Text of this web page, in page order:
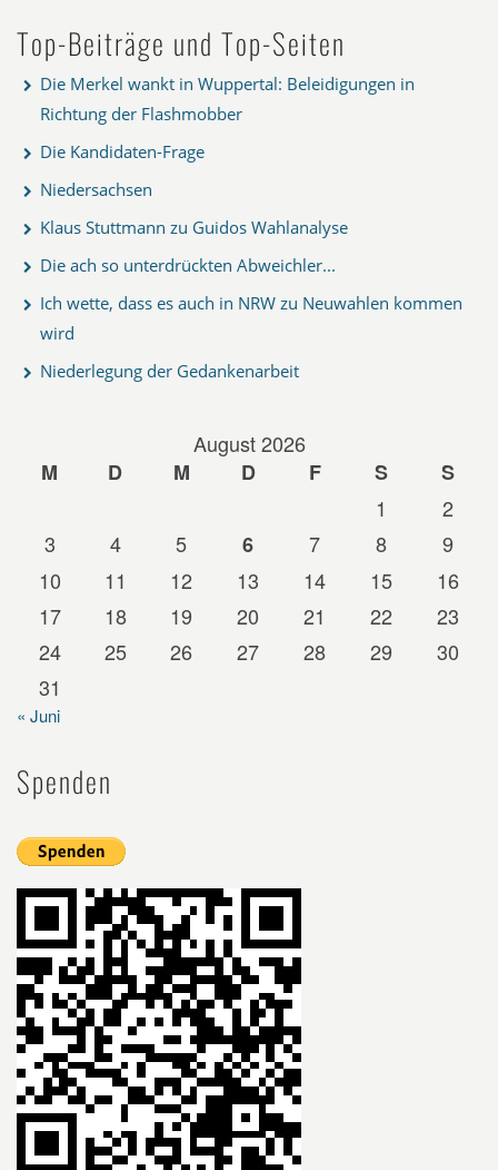
Top-Beiträge und Top-Seiten
Die Merkel wankt in Wuppertal: Beleidigungen in
Richtung der Flashmobber
Die Kandidaten-Frage
Niedersachsen
Klaus Stuttmann zu Guidos Wahlanalyse
Die ach so unterdrückten Abweichler...
Ich wette, dass es auch in NRW zu Neuwahlen kommen
wird
Niederlegung der Gedankenarbeit
August 2026
M
D M D F S
S
1
2
3
4 5 6 7 8
9
10
11 12 13 14 15
16
17
18 19 20 21 22
23
24
25 26 27 28 29
30
31
« Juni
Spenden